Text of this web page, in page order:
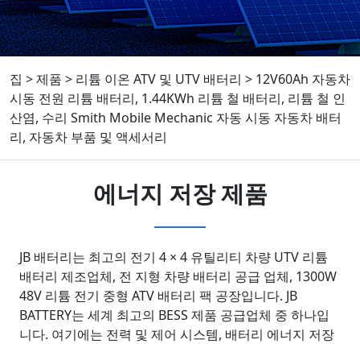
집 >제품 > 리튬 이온 ATV 및 UTV 배터리 > 12V60Ah 자동차
시동 전원 리튬 배터리, 1.44KWh 리튬 철 배터리, 리튬 철 인
산염, 수리 Smith Mobile Mechanic 자동 시동 자동차 배터
리, 자동차 부품 및 액세서리
에너지 저장 제품
JB 배터리는 최고의 전기 4 × 4 유틸리티 차량 UTV 리튬
배터리 제조업체, 전 지형 차량 배터리 공급 업체, 1300W
48V 리튬 전기 중형 ATV 배터리 팩 공장입니다. JB
BATTERY는 세계 최고의 BESS 제품 공급업체 중 하나입
니다. 여기에는 전력 및 제어 시스템, 배터리 에너지 저장